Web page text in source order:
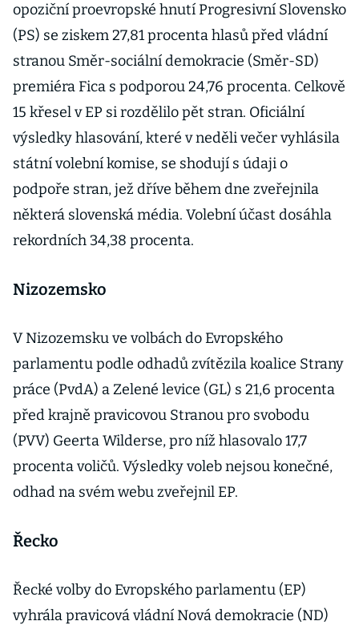
opoziční proevropské hnutí Progresivní Slovensko
(PS) se ziskem 27,81 procenta hlasů před vládní
stranou Směr-sociální demokracie (Směr-SD)
premiéra Fica s podporou 24,76 procenta. Celkově
15 křesel v EP si rozdělilo pět stran. Oficiální
výsledky hlasování, které v neděli večer vyhlásila
státní volební komise, se shodují s údaji o
podpoře stran, jež dříve během dne zveřejnila
některá slovenská média. Volební účast dosáhla
rekordních 34,38 procenta.
Nizozemsko
V Nizozemsku ve volbách do Evropského
parlamentu podle odhadů zvítězila koalice Strany
práce (PvdA) a Zelené levice (GL) s 21,6 procenta
před krajně pravicovou Stranou pro svobodu
(PVV) Geerta Wilderse, pro níž hlasovalo 17,7
procenta voličů. Výsledky voleb nejsou konečné,
odhad na svém webu zveřejnil EP.
Řecko
Řecké volby do Evropského parlamentu (EP)
vyhrála pravicová vládní Nová demokracie (ND)